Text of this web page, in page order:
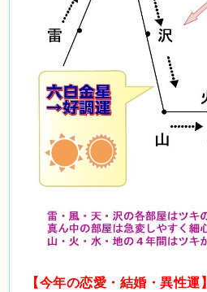
【今年の恋愛・結婚・異性運】